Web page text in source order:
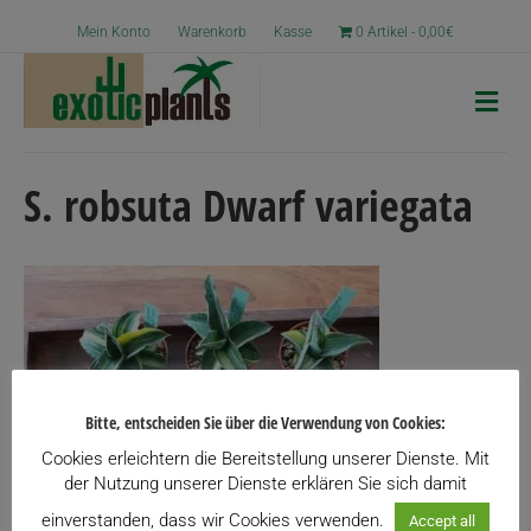
Mein Konto Warenkorb Kasse 0 Artikel 0,00€
N
a
S. robsuta Dwarf variegata
Bitte, entscheiden Sie über die Verwendung von Cookies:
Cookies erleichtern die Bereitstellung unserer Dienste. Mit
der Nutzung unserer Dienste erklären Sie sich damit
einverstanden, dass wir Cookies verwenden.
Accept all